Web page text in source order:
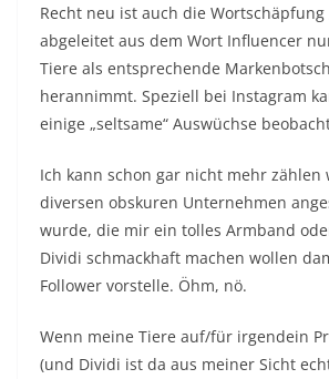
Recht neu ist auch die Wortschäpfung
abgeleitet aus dem Wort Influencer
Tiere als entsprechende
herannimmt. Speziell bei Instagram
einige „seltsame“ Auswüchse
Ich kann schon gar nicht mehr zählen
diversen obskuren Unternehmen
wurde, die mir ein tolles Armband
Dividi schmackhaft machen wollen
Follower vorstelle. Öhm, nö.
Wenn meine Tiere auf/für irgendein
(und Dividi ist da aus meiner Sicht